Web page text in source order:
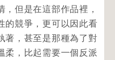
但是在這部作品裡，
的競爭，更可以因此看
著，甚至是那種為了對
柔，比起需要一個反派